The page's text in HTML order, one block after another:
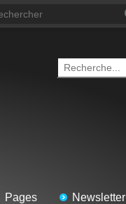
Pages Newsletter